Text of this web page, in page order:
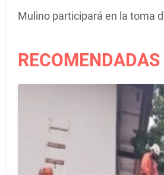
Mulino participará en la toma
RECOMENDADAS